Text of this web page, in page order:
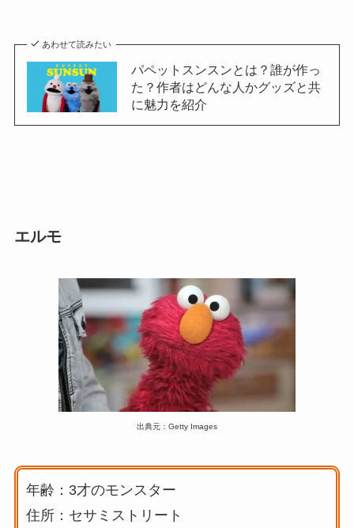
あわせて読みたい
パペットスンスンとは？誰が作っ
た？作者はどんな人かグッズと共
に魅力を紹介
エルモ
出典元：Getty Images
年齢：3才のモンスター
住所：セサミストリート